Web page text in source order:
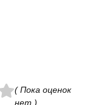
( Пока оценок
нет )